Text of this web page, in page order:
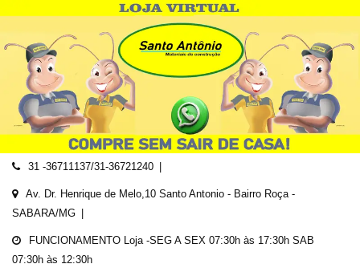
content
31 -36711137/31-36721240
Av. Dr. Henrique de Melo,10 Santo Antonio - Bairro Roça -
SABARA/MG
FUNCIONAMENTO Loja -SEG A SEX 07:30h às 17:30h SAB
07:30h às 12:30h